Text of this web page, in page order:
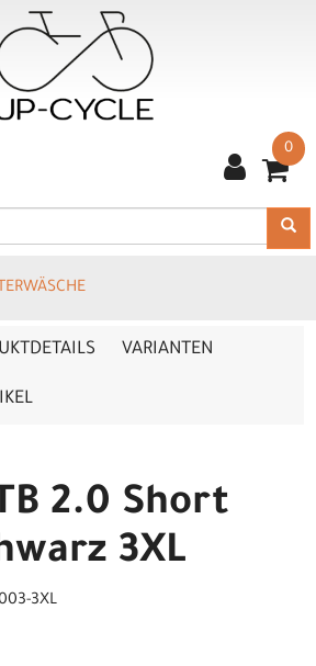
0
VARIANTEN
2.0 Short
3XL
3XL